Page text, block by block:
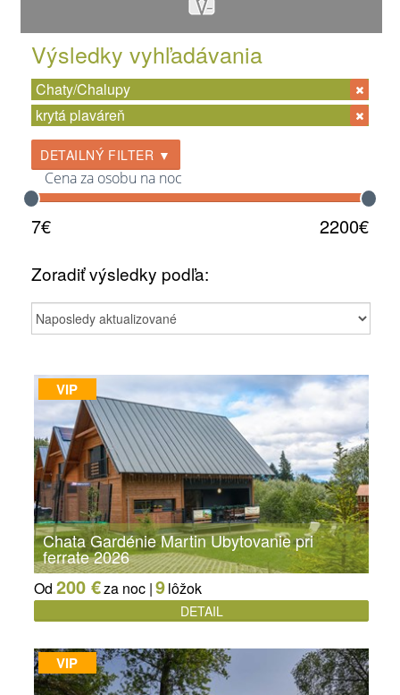
Výsledky vyhľadávania
Chaty/Chalupy
krytá plaváreň
DETAILNÝ FILTER ▼
Cena za osobu na noc
7€ 2200€
Zoradiť výsledky podľa:
VIP
Chata Gardénie Martin Ubytovanie pri
ferrate 2026
Od 200 €za noc |9lôžok
DETAIL
VIP